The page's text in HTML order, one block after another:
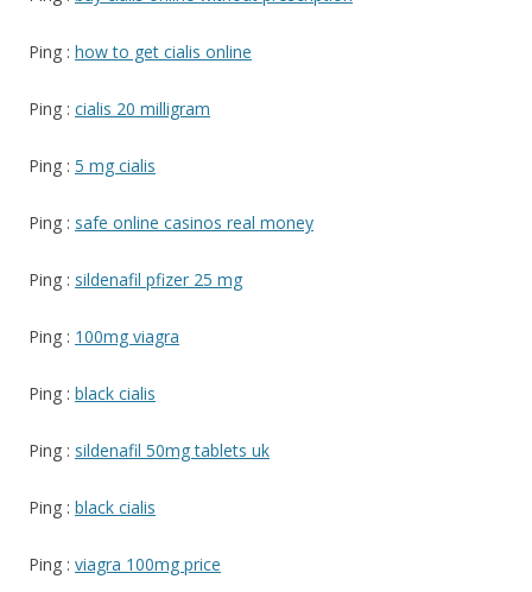
Ping : how to get cialis online
Ping : cialis 20 milligram
Ping : 5 mg cialis
Ping : safe online casinos real money
Ping : sildenafil pfizer 25 mg
Ping : 100mg viagra
Ping : black cialis
Ping : sildenafil 50mg tablets uk
Ping : black cialis
Ping : viagra 100mg price